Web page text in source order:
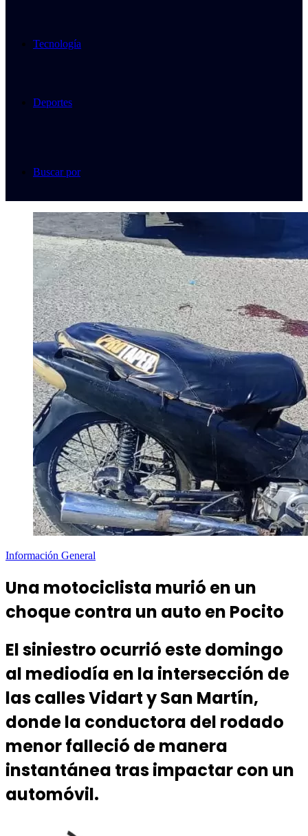
Tecnología
Deportes
Buscar por
Información General
Una motociclista murió en un
choque contra un auto en Pocito
El siniestro ocurrió este domingo
al mediodía en la intersección de
las calles Vidart y San Martín,
donde la conductora del rodado
menor falleció de manera
instantánea tras impactar con un
automóvil.